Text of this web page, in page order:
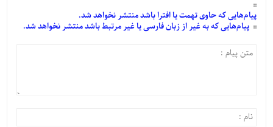
پیام‌هاییکه حاوی تهمت یا افترا باشد منتشر نخواهد شد.
پیام‌هاییکه به غیر از زبان فارسی یا غیر مرتبط باشد منتشر نخواهد شد.